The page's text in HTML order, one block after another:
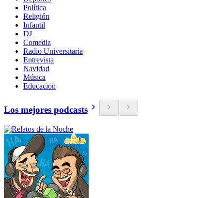
Política
Religión
Infantil
DJ
Comedia
Radio Universitaria
Entrevista
Navidad
Música
Educación
Los mejores podcasts